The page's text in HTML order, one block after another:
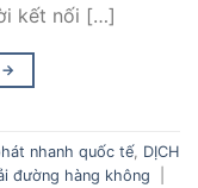
kết nối […]
→
nhanh quốc tế, DỊCH
đường hàng không